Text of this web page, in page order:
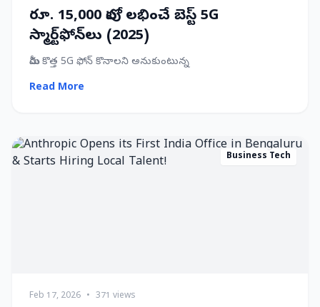
రూ. 15,000 లోపు లభించే బెస్ట్ 5G
స్మార్ట్‌ఫోన్‌లు (2025)
మీరు కొత్త 5G ఫోన్ కొనాలని అనుకుంటున్న
Read More
Business Tech
Feb 17, 2026 • 371 views